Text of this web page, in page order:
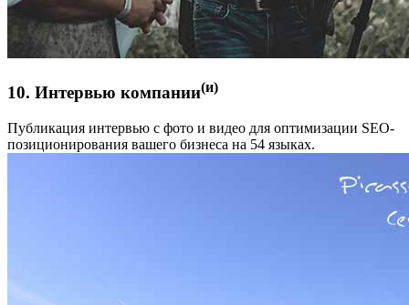
10. Интервью компании(и)
Публикация интервью с фото и видео для оптимизации SEO-
позиционирования вашего бизнеса на 54 языках.